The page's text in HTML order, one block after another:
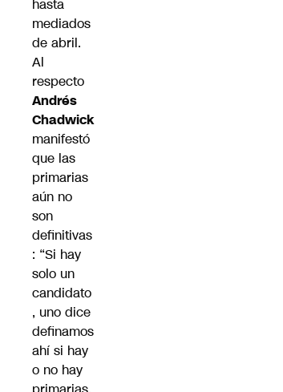
hasta
mediados
de abril.
Al
respecto
Andrés
Chadwick
manifestó
que las
primarias
aún no
son
definitivas
: “Si hay
solo un
candidato
, uno dice
definamos
ahí si hay
o no hay